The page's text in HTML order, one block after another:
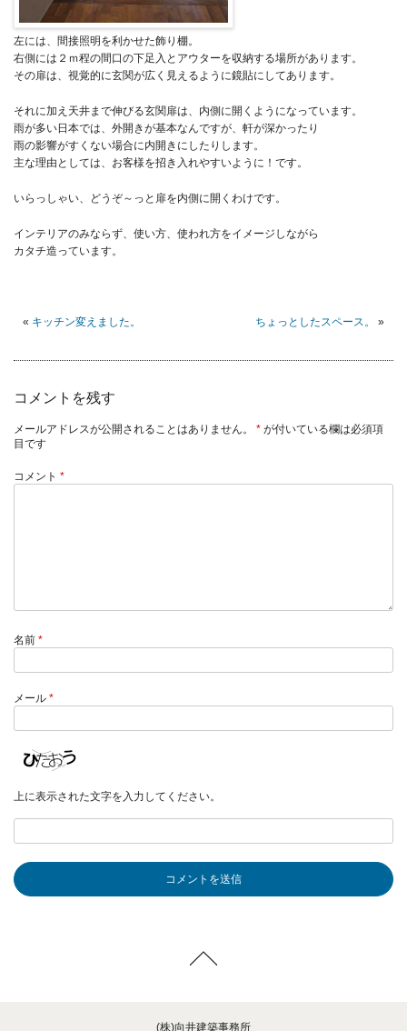
左には、間接照明を利かせた飾り棚。
右側には２ｍ程の間口の下足入とアウターを収納する場所があります。
その扉は、視覚的に玄関が広く見えるように鏡貼にしてあります。
それに加え天井まで伸びる玄関扉は、内側に開くようになっています。
雨が多い日本では、外開きが基本なんですが、軒が深かったり
雨の影響がすくない場合に内開きにしたりします。
主な理由としては、お客様を招き入れやすいように！です。
いらっしゃい、どうぞ～っと扉を内側に開くわけです。
インテリアのみならず、使い方、使われ方をイメージしながら
カタチ造っています。
« キッチン変えました。 ちょっとしたスペース。 »
コメントを残す
メールアドレスが公開されることはありません。 * が付いている欄は必須項
目です
コメント *
名前 *
メール *
上に表示された文字を入力してください。
(株)向井建築事務所